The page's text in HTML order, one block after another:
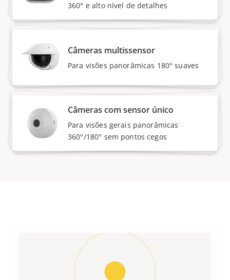
360° e alto nível de detalhes
Câmeras multissensor
Para visões panorâmicas 180° suaves
Câmeras com sensor único
Para visões gerais panorâmicas
360°/180° sem pontos cegos